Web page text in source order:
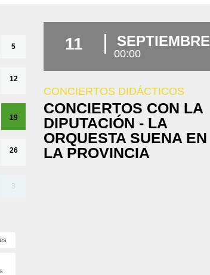
5
12
19
26
3
11 SEPTIEMBRE
00:00
CONCIERTOS DIDÁCTICOS
CONCIERTOS CON LA
DIPUTACIÓN - LA
ORQUESTA SUENA EN
LA PROVINCIA